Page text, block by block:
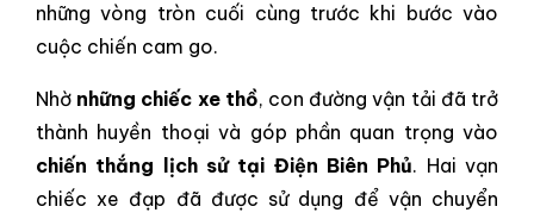
những vòng tròn cuối cùng trước khi bước vào
cuộc chiến cam go.
Nhờ những chiếc xe thồ, con đường vận tải đã trở
thành huyền thoại và góp phần quan trọng vào
chiến thắng lịch sử tại Điện Biên Phủ. Hai vạn
chiếc xe đạp đã được sử dụng để vận chuyển